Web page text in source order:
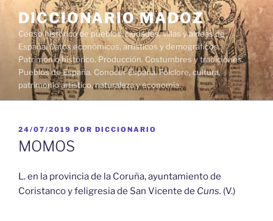
contenido
DICCIONARIO MADOZ
Censo histórico de pueblos, ciudades, villas y aldeas de
España. Datos económicos, artísticos y demográficos.
Patrimonio histórico. Producción. Costumbres y tradiciones.
Pueblos de España. Conocer España. Folclore, cultura,
patrimonio artístico, naturaleza y economía.
PUBLICADO
EL
24/07/2019 POR DICCIONARIO
MOMOS
L. en la provincia de la Coruña, ayuntamiento de
Coristanco y feligresia de San Vicente de Cuns. (V.)